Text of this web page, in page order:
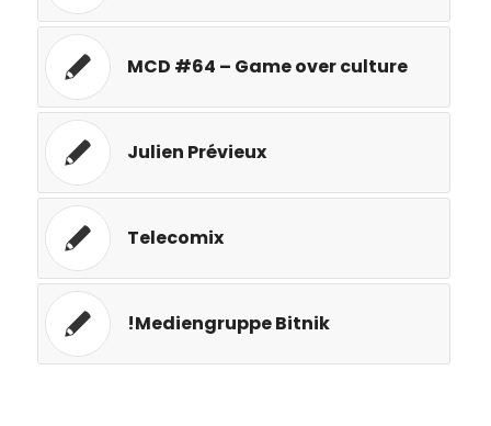
MCD #64 – Game over culture
Julien Prévieux
Telecomix
!Mediengruppe Bitnik